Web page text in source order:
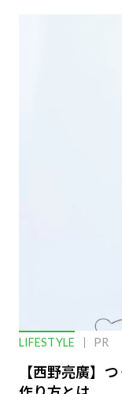
LIFESTYLE PR
【西野亮廣】